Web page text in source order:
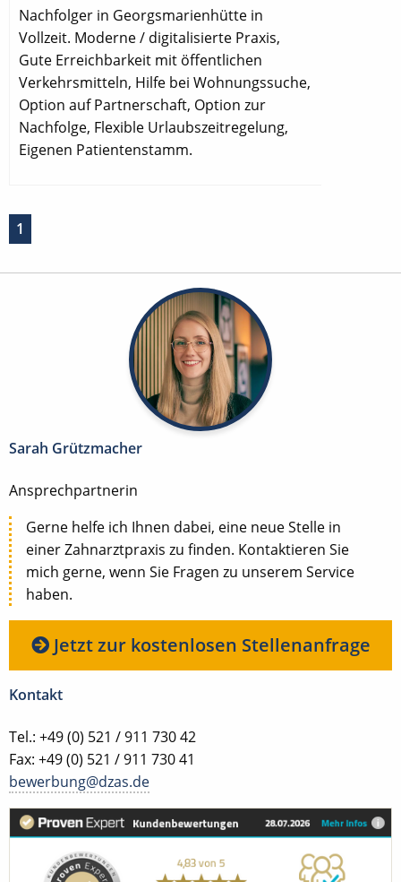
Nachfolger in Georgsmarienhütte in
Vollzeit. Moderne / digitalisierte Praxis,
Gute Erreichbarkeit mit öffentlichen
Verkehrsmitteln, Hilfe bei Wohnungssuche,
Option auf Partnerschaft, Option zur
Nachfolge, Flexible Urlaubszeitregelung,
Eigenen Patientenstamm.
1
Sarah Grützmacher
Ansprechpartnerin
Gerne helfe ich Ihnen dabei, eine neue Stelle in
einer Zahnarztpraxis zu finden. Kontaktieren Sie
mich gerne, wenn Sie Fragen zu unserem Service
haben.
Jetzt zur kostenlosen Stellenanfrage
Kontakt
Tel.: +49 (0) 521 / 911 730 42
Fax: +49 (0) 521 / 911 730 41
bewerbung@dzas.de